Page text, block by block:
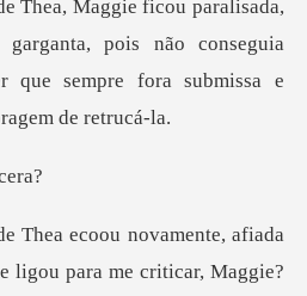
garganta, pois não conseguia
que s
Maggie?